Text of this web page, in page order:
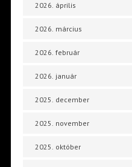
2026. április
2026. március
2026. február
2026. január
2025. december
2025. november
2025. október